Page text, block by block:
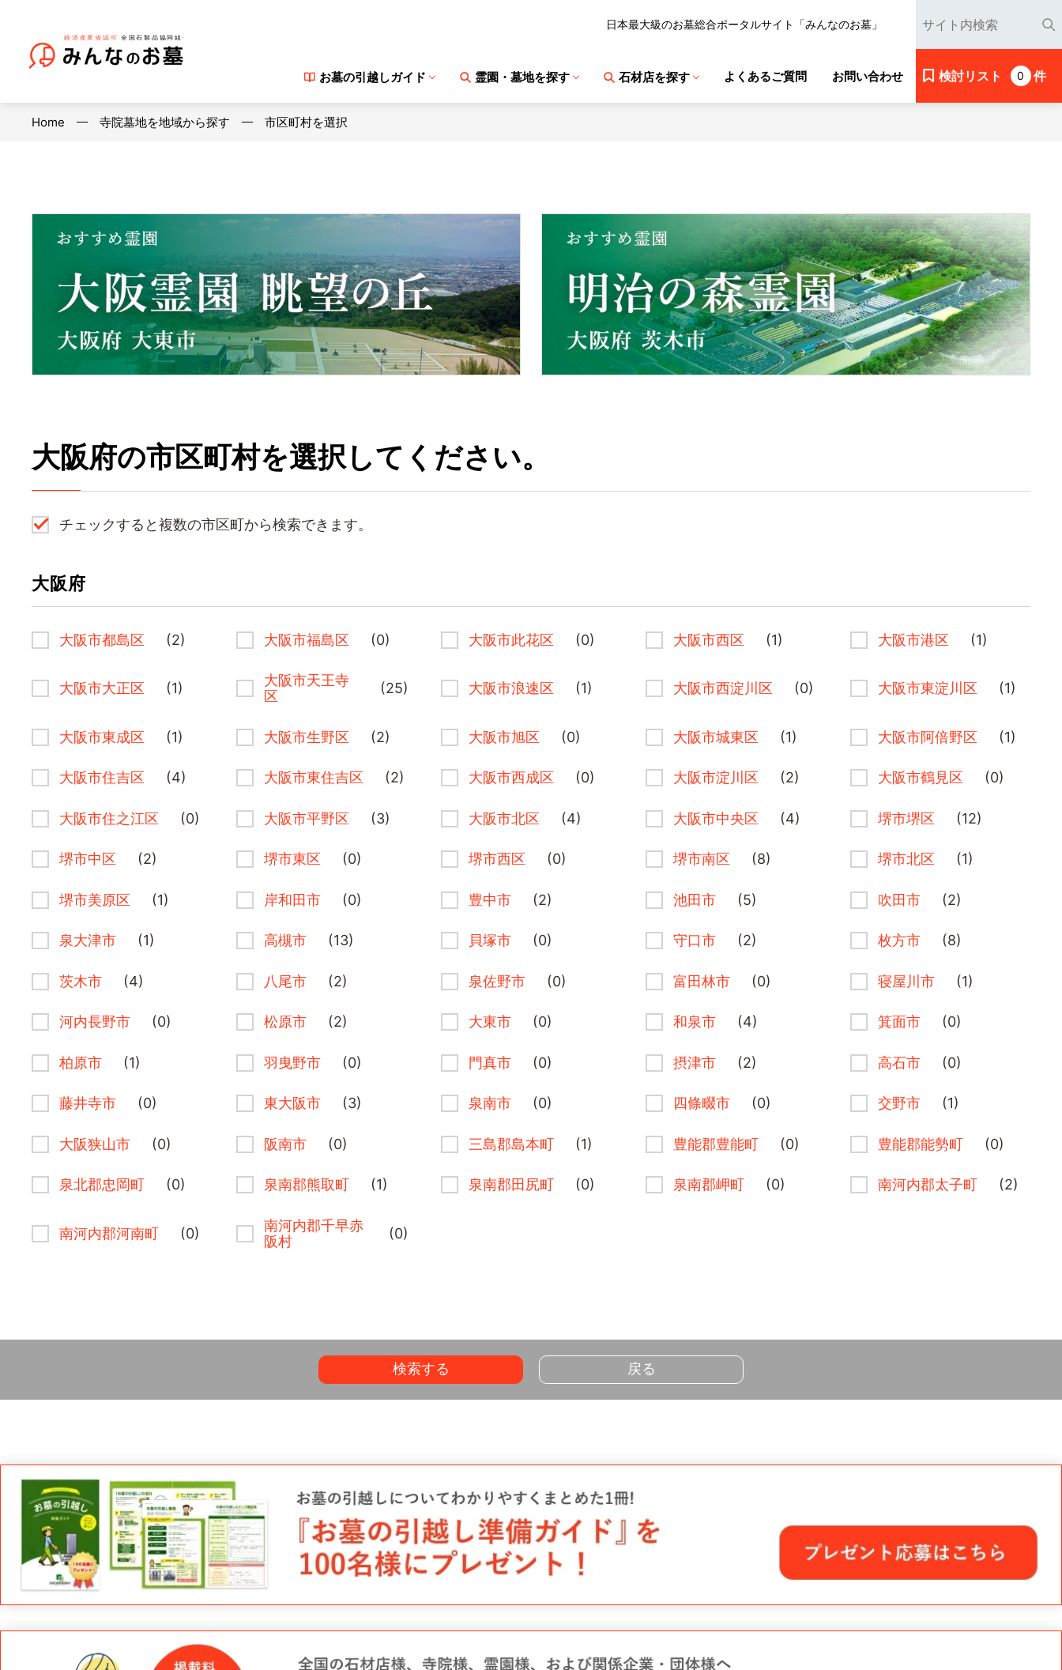
日本最大級のお墓総合ポータルサイト「みんなのお墓」
お墓の引越しガイド 霊園・墓地を探す 石材店を探す よくあるご質問 お問い合わせ 検討リスト 0 件
Home 寺院墓地を地域から探す 市区町村を選択
大阪府の市区町村を選択してください。
チェックすると複数の市区町から検索できます。
大阪府
大阪市都島区 (2) 大阪市福島区 (0) 大阪市此花区 (0) 大阪市西区 (1) 大阪市港区 (1)
大阪市大正区 (1)
大阪市天王寺
区
(25) 大阪市浪速区 (1) 大阪市西淀川区 (0) 大阪市東淀川区 (1)
大阪市東成区 (1) 大阪市生野区 (2) 大阪市旭区 (0) 大阪市城東区 (1) 大阪市阿倍野区 (1)
大阪市住吉区 (4) 大阪市東住吉区 (2) 大阪市西成区 (0) 大阪市淀川区 (2) 大阪市鶴見区 (0)
大阪市住之江区 (0) 大阪市平野区 (3) 大阪市北区 (4) 大阪市中央区 (4) 堺市堺区 (12)
堺市中区 (2) 堺市東区 (0) 堺市西区 (0) 堺市南区 (8) 堺市北区 (1)
堺市美原区 (1) 岸和田市 (0) 豊中市 (2) 池田市 (5) 吹田市 (2)
泉大津市 (1) 高槻市 (13) 貝塚市 (0) 守口市 (2) 枚方市 (8)
茨木市 (4) 八尾市 (2) 泉佐野市 (0) 富田林市 (0) 寝屋川市 (1)
河内長野市 (0) 松原市 (2) 大東市 (0) 和泉市 (4) 箕面市 (0)
柏原市 (1) 羽曳野市 (0) 門真市 (0) 摂津市 (2) 高石市 (0)
藤井寺市 (0) 東大阪市 (3) 泉南市 (0) 四條畷市 (0) 交野市 (1)
大阪狭山市 (0) 阪南市 (0) 三島郡島本町 (1) 豊能郡豊能町 (0) 豊能郡能勢町 (0)
泉北郡忠岡町 (0) 泉南郡熊取町 (1) 泉南郡田尻町 (0) 泉南郡岬町 (0) 南河内郡太子町 (2)
南河内郡河南町 (0)
南河内郡千早赤
阪村
(0)
検索する 戻る